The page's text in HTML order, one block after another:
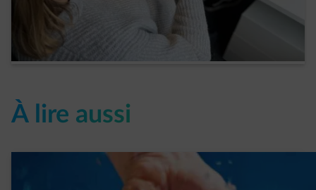
consommation via ma Smart App ! »
À lire aussi